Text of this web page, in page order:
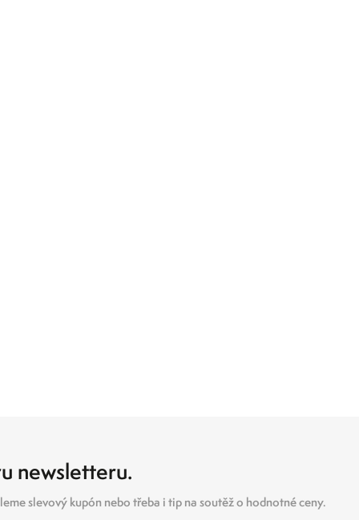
newsletteru.
slevový kupón nebo třeba i tip na soutěž o hodnotné ceny.